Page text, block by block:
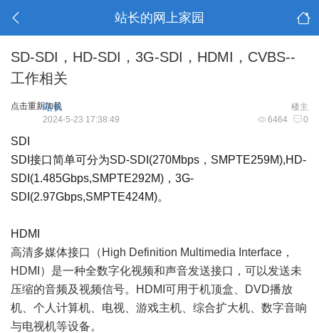
站长的网上家园
SD-SDI，HD-SDI，3G-SDI，HDMI，CVBS--
工作相关
点击重新加载 楼主
站长
6464 0
2024-5-23 17:38:49
SDI
SDI接口简单可分为SD-SDI(270Mbps，SMPTE259M),HD-
SDI(1.485Gbps,SMPTE292M)，3G-
SDI(2.97Gbps,SMPTE424M)。
HDMI
高清多媒体接口（High Definition Multimedia Interface，
HDMI）是一种全数字化视频和声音发送接口，可以发送未
压缩的音频及视频信号。HDMI可用于机顶盒、DVD播放
机、个人计算机、电视、游戏主机、综合扩大机、数字音响
与电视机等设备。